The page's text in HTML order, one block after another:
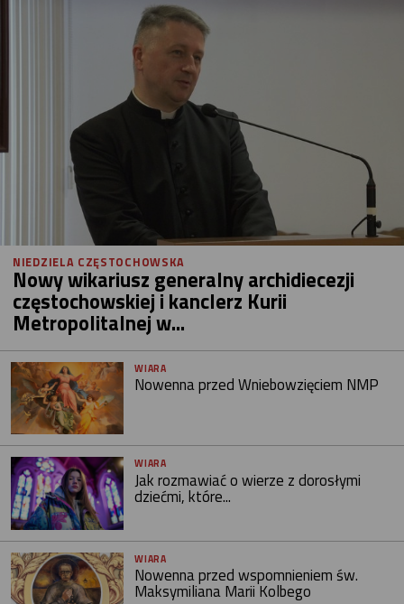
NIEDZIELA CZĘSTOCHOWSKA
Nowy wikariusz generalny archidiecezji
częstochowskiej i kanclerz Kurii
Metropolitalnej w...
WIARA
Nowenna przed Wniebowzięciem NMP
WIARA
Jak rozmawiać o wierze z dorosłymi
dziećmi, które...
WIARA
Nowenna przed wspomnieniem św.
Maksymiliana Marii Kolbego